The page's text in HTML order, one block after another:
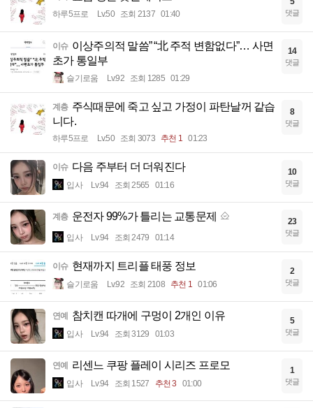
하루5프로 Lv.50 조회 2137 01:40 댓글
이슈 이상주의적 말씀” “北 주적 변함없다”… 사면
초가 통일부
슬기로움 Lv.92 조회 1285 01:29
14
댓글
계층 주식때문에 죽고 싶고 가정이 파탄날꺼 같습
니다.
하루5프로 Lv.50 조회 3073 추천 1 01:23
8
댓글
이슈 다음 주부터 더 더워진다
입사 Lv.94 조회 2565 01:16
10
댓글
계층 운전자 99%가 틀리는 교통문제
입사 Lv.94 조회 2479 01:14
23
댓글
이슈 현재까지 트리플 태풍 정보
슬기로움 Lv.92 조회 2108 추천 1 01:06
2
댓글
연예 참치캔 따개에 구멍이 2개인 이유
입사 Lv.94 조회 3129 01:03
5
댓글
연예 리센느 쿠팡 플레이 시리즈 프로모
입사 Lv.94 조회 1527 추천 3 01:00
1
댓글